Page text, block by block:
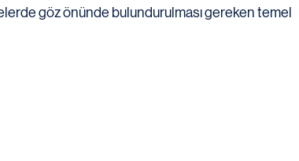
göz önünde bulundurulması gereken temel